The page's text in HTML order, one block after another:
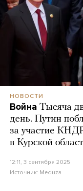
НОВОСТИ
Война Тысяча
день. Путин
за участие
в Курской
12:11, 3 сентября 2025
Источник: Meduza